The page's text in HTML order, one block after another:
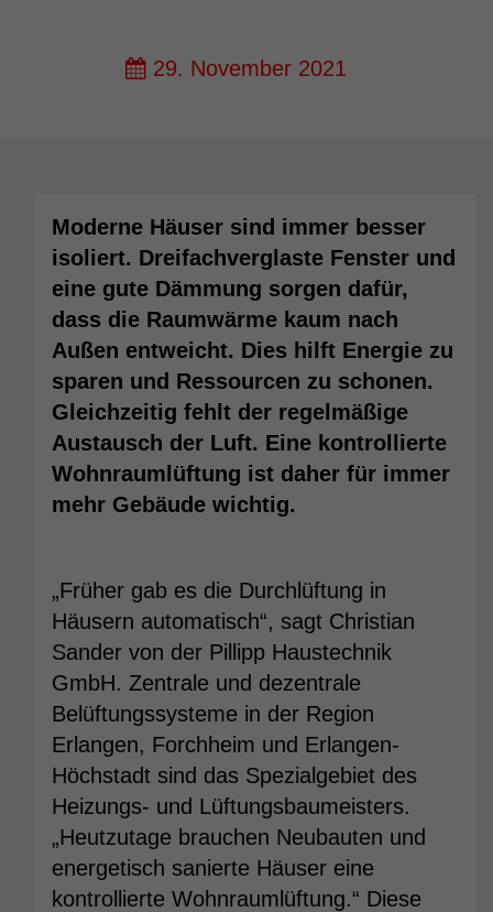
29. November 2021
Moderne Häuser sind immer besser
isoliert. Dreifachverglaste Fenster und
eine gute Dämmung sorgen dafür,
dass die Raumwärme kaum nach
Außen entweicht. Dies hilft Energie zu
sparen und Ressourcen zu schonen.
Gleichzeitig fehlt der regelmäßige
Austausch der Luft. Eine kontrollierte
Wohnraumlüftung ist daher für immer
mehr Gebäude wichtig.
„Früher gab es die Durchlüftung in
Häusern automatisch“, sagt Christian
Sander von der Pillipp Haustechnik
GmbH. Zentrale und dezentrale
Belüftungssysteme in der Region
Erlangen, Forchheim und Erlangen-
Höchstadt sind das Spezialgebiet des
Heizungs- und Lüftungsbaumeisters.
„Heutzutage brauchen Neubauten und
energetisch sanierte Häuser eine
kontrollierte Wohnraumlüftung.“ Diese